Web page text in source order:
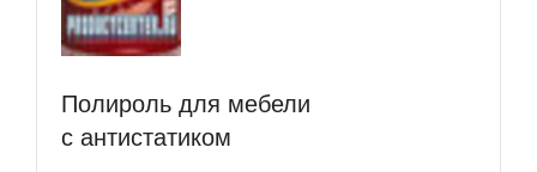
Полироль для мебели
с антистатиком